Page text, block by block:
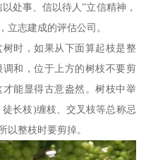
处事、信以待人”立信精神，
立志建成的评估公司。
时，如果从下面算起枝是整
和，位于上方的树枝不要剪
能显得古意盎然。树枝中举
长枝)缠枝、交叉枝等总称忌
以整枝时要剪掉。